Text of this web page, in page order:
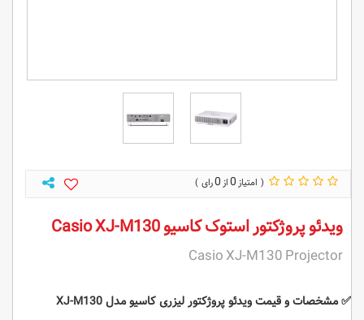
0
0
ویدئو پروژکتور استوک کاسیو Casio XJ-M130
Casio XJ-M130 Projector
✅ مشخصات و قیمت ویدئو پروژکتور لیزری کاسیو مدل XJ-M130